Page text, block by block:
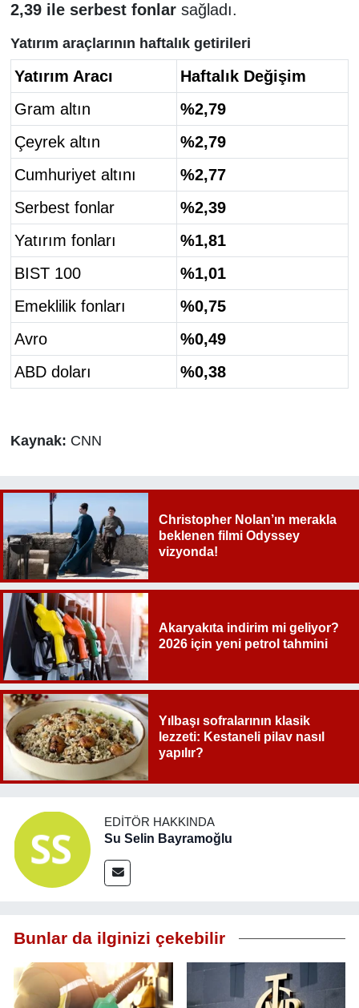
2,39 ile serbest fonlarsağladı.
Yatırım araçlarının haftalık getirileri
Yatırım Aracı
Haftalık Değişim
Gram altın
%2,79
Çeyrek altın
%2,79
Cumhuriyet altını
%2,77
Serbest fonlar
%2,39
Yatırım fonları
%1,81
BIST 100
%1,01
Emeklilik fonları
%0,75
Avro
%0,49
ABD doları
%0,38
Kaynak: CNN
Christopher Nolan’ın merakla
beklenen filmi Odyssey
vizyonda!
Akaryakıta indirim mi geliyor?
2026 için yeni petrol tahmini
Yılbaşı sofralarının klasik
lezzeti: Kestaneli pilav nasıl
yapılır?
EDITÖR HAKKINDA
Su Selin Bayramoğlu
Bunlar da ilginizi çekebilir